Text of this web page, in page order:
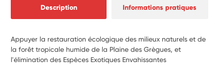
Description Informations pratiques
Appuyer la restauration écologique des milieux naturels et de
la forêt tropicale humide de la Plaine des Grègues, et
l'élimination des Espèces Exotiques Envahissantes